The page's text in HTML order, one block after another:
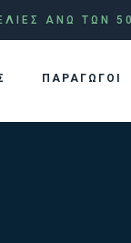
ΑΝΩ ΤΩΝ
ΠΑΡΑΓΩΓΟΙ